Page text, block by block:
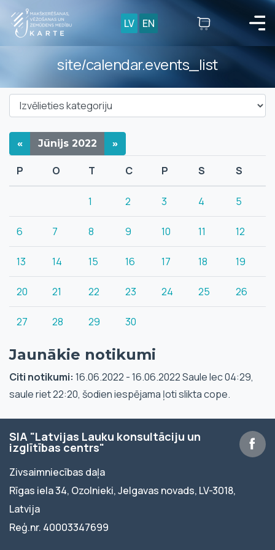
LV EN
site/calendar.events_list
« Jūnijs 2022 »
P O T C P S S
1 2 3 4 5
6 7 8 9 10 11 12
13 14 15 16 17 18 19
20 21 22 23 24 25 26
27 28 29 30
Jaunākie notikumi
Citi notikumi: 16.06.2022 - 16.06.2022 Saule lec 04:29,
saule riet 22:20, šodien iespējama ļoti slikta cope.
SIA "Latvijas Lauku konsultāciju un
izglītības centrs"
Zivsaimniecības daļa
Rīgas iela 34, Ozolnieki, Jelgavas novads, LV-3018,
Latvija
Reģ.nr. 40003347699